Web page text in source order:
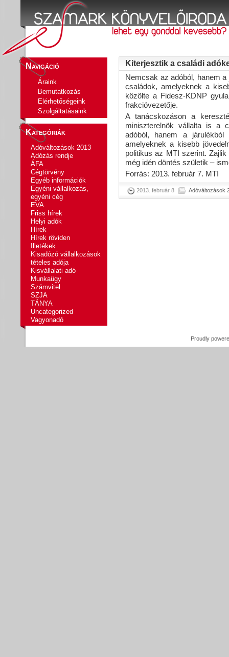
Navigáció
Áraink
Bemutatkozás
Elérhetőségeink
Szolgáltatásaink
Kategóriák
Adóváltozások 2013
Adózás rendje
ÁFA
Cégtörvény
Egyéb információk
Egyéni vállalkozás,
egyéni cég
EVA
Friss hírek
Helyi adók
Hírek
Hírek röviden
Illetékek
Kisadózó vállalkozások
tételes adója
Kisvállalati adó
Munkaügy
Számvitel
SZJA
TÁNYA
Uncategorized
Vagyonadó
Kiterjesztik a családi
Nemcsak az adóból, hanem
családok, amelyeknek a
közölte a Fidesz-KDNP
frakcióvezetője.
A tanácskozáson a
miniszterelnök vállalta is a
adóból, hanem a
amelyeknek a kisebb
politikus az MTI szerint.
még idén döntés születik –
Forrás: 2013. február 7. MTI
2013. február 8 Adóváltozások
Proudly